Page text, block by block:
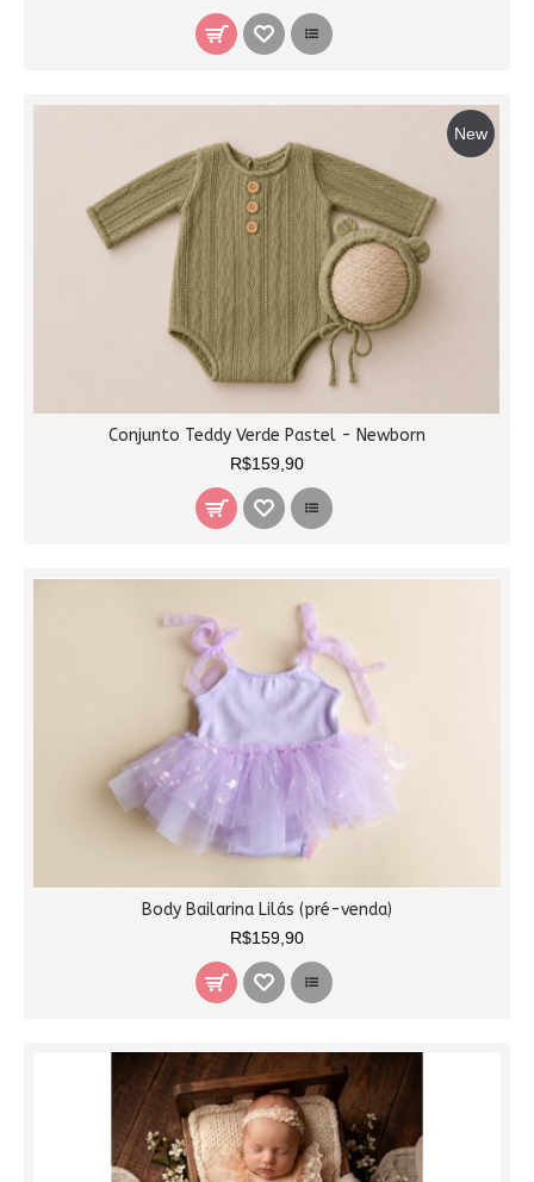
New
Conjunto Teddy Verde Pastel - Newborn
R$159,90
Body Bailarina Lilás (pré-venda)
R$159,90